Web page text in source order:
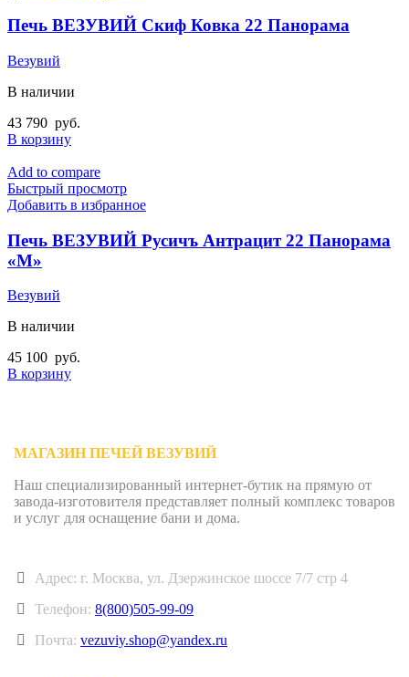
Печь ВЕЗУВИЙ Скиф Ковка 22 Панорама
Везувий
В наличии
43 790 руб.
В корзину
Add to compare
Быстрый просмотр
Добавить в избранное
Печь ВЕЗУВИЙ Русичъ Антрацит 22 Панорама
«М»
Везувий
В наличии
45 100 руб.
В корзину
МАГАЗИН ПЕЧЕЙ ВЕЗУВИЙ
Наш специализированный интернет-бутик на прямую от
завода-изготовителя представляет полный комплекс товаров
и услуг для оснащение бани и дома.
Адрес: г. Москва, ул. Дзержинское шоссе 7/7 стр 4
Телефон: 8(800)505-99-09
Почта: vezuviy.shop@yandex.ru